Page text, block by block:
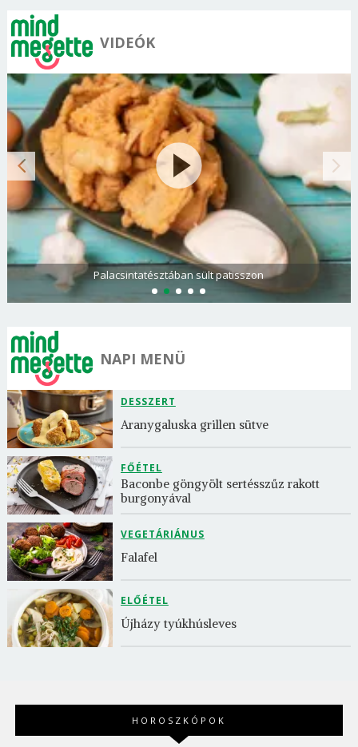
VIDEÓK
Palacsintatésztában sült patisszon
NAPI MENÜ
DESSZERT
Aranygaluska grillen sütve
FŐÉTEL
Baconbe göngyölt sertésszűz rakott
burgonyával
VEGETÁRIÁNUS
Falafel
ELŐÉTEL
Újházy tyúkhúsleves
HOROSZKÓPOK